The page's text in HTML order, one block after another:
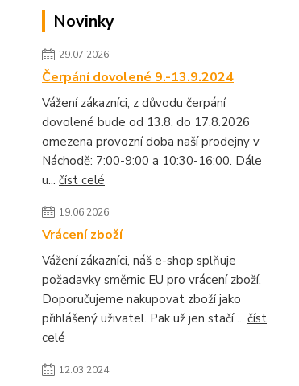
Novinky
29.07.2026
Čerpání dovolené 9.-13.9.2024
Vážení zákazníci, z důvodu čerpání
dovolené bude od 13.8. do 17.8.2026
omezena provozní doba naší prodejny v
Náchodě: 7:00-9:00 a 10:30-16:00. Dále
u... číst celé
19.06.2026
Vrácení zboží
Vážení zákazníci, náš e-shop splňuje
požadavky směrnic EU pro vrácení zboží.
Doporučujeme nakupovat zboží jako
přihlášený uživatel. Pak už jen stačí ... číst
celé
12.03.2024